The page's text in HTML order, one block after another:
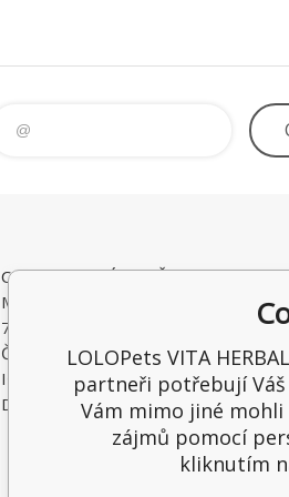
CHOVATELSKÉ POTŘEBY UNO
Malé Heraltice 28
74775 Velké Heraltice
Česká Republika
IČO: 61953741
DIČ: CZ7405265549
LOLOPets VITA
partneři potřebují
Vám mimo jiné
zájmů pomocí
kliknutím